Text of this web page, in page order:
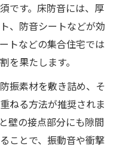
です。床防音には、厚
、防音シートなどが効
トなどの集合住宅では
を果たします。
振素材を敷き詰め、そ
ねる方法が推奨されま
壁の接点部分にも隙間
ことで、振動音や衝撃